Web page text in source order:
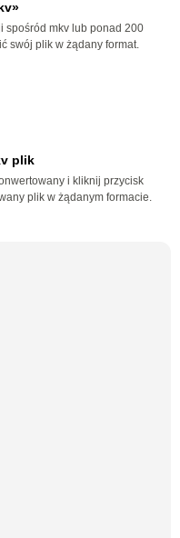
spośród mkv lub ponad 200
swój plik w żądany format.
plik
i kliknij przycisk
plik w żądanym formacie.